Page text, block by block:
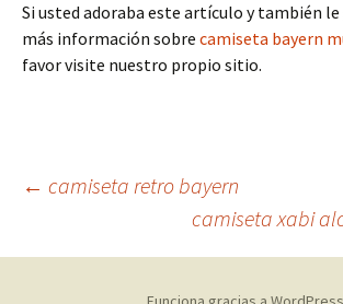
Si usted adoraba este artículo y también
más información sobre camiseta bayern
favor visite nuestro propio sitio.
Navegación
de
← camiseta retro bayern
camiseta xabi